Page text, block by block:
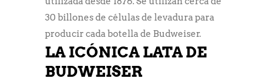
30 billones de células de levadura para
producir cada botella de Budweiser.
LA ICÓNICA LATA DE
BUDWEISER